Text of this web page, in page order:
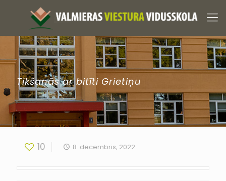
Tikšanās ar bitīti Grietiņu
10 8. decembris, 2022